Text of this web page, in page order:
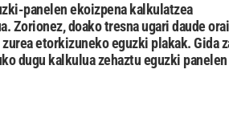
panelen ekoizpena kalkulatzea
Zorionez, doako tresna ugari daude
etorkizuneko eguzki plakak. Gida
dugu kalkulua zehaztu eguzki panelen